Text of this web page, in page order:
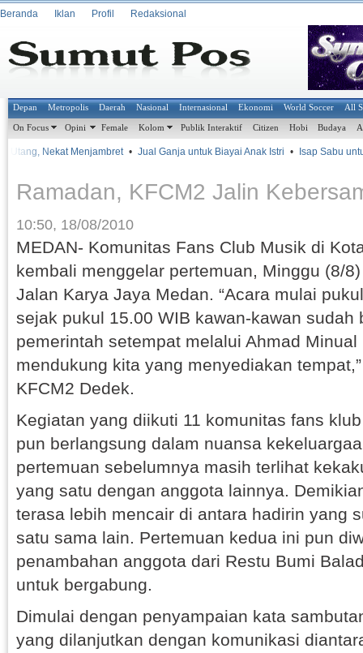
Beranda Iklan Profil Redaksional
Depan Metropolis Daerah Nasional Internasional Ekonomi World Soccer All
On Focus Opini Female Kolom Publik Interaktif Citizen Hobi Budaya
Nekat Menjambret • Jual Ganja untuk Biayai Anak Istri • Isap Sabu
Ramadan, KFCM2 Jalin
10:50, 18/08/2010
MEDAN- Komunitas Fans Club Musik di
kembali menggelar pertemuan, Minggu (8/
Jalan Karya Jaya Medan. “Acara mulai
sejak pukul 15.00 WIB kawan-kawan sudah
pemerintah setempat melalui Ahmad Minual
mendukung kita yang menyediakan
KFCM2 Dedek.
Kegiatan yang diikuti 11 komunitas fans
pun berlangsung dalam nuansa
pertemuan sebelumnya masih terlihat
yang satu dengan anggota lainnya.
terasa lebih mencair di antara hadirin yang
satu sama lain. Pertemuan kedua ini pun
penambahan anggota dari Restu Bumi
untuk bergabung.
Dimulai dengan penyampaian kata
yang dilanjutkan dengan komunikasi